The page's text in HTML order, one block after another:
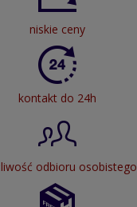
niskie ceny
kontakt do 24h
odbioru osobistego